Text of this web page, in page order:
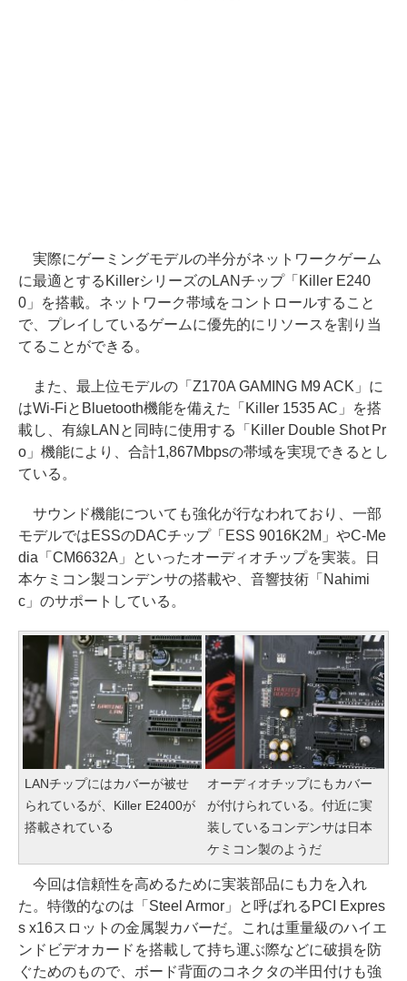
実際にゲーミングモデルの半分がネットワークゲーム
に最適とするKillerシリーズのLANチップ「Killer E240
0」を搭載。ネットワーク帯域をコントロールすること
で、プレイしているゲームに優先的にリソースを割り当
てることができる。
また、最上位モデルの「Z170A GAMING M9 ACK」に
はWi-FiとBluetooth機能を備えた「Killer 1535 AC」を搭
載し、有線LANと同時に使用する「Killer Double Shot Pr
o」機能により、合計1,867Mbpsの帯域を実現できるとし
ている。
サウンド機能についても強化が行なわれており、一部
モデルではESSのDACチップ「ESS 9016K2M」やC-Me
dia「CM6632A」といったオーディオチップを実装。日
本ケミコン製コンデンサの搭載や、音響技術「Nahimi
c」のサポートしている。
LANチップにはカバーが被せ
られているが、Killer E2400が
搭載されている
オーディオチップにもカバー
が付けられている。付近に実
装しているコンデンサは日本
ケミコン製のようだ
今回は信頼性を高めるために実装部品にも力を入れ
た。特徴的なのは「Steel Armor」と呼ばれるPCI Expres
s x16スロットの金属製カバーだ。これは重量級のハイエ
ンドビデオカードを搭載して持ち運ぶ際などに破損を防
ぐためのもので、ボード背面のコネクタの半田付けも強